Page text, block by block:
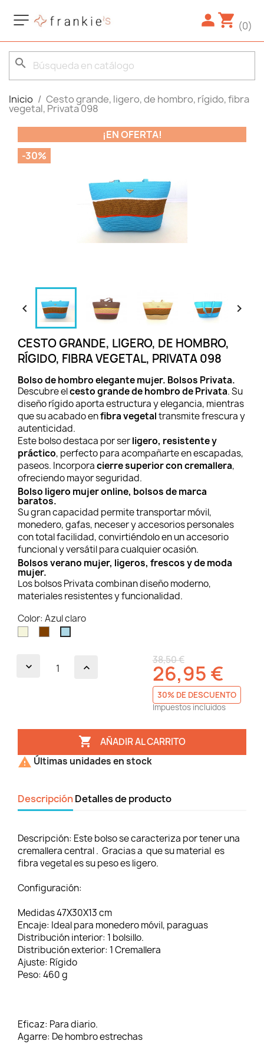
(0)
search
Inicio Cesto grande, ligero, de hombro, rígido, fibra
vegetal, Privata 098
¡EN OFERTA!
-30%
 
CESTO GRANDE, LIGERO, DE HOMBRO,
RÍGIDO, FIBRA VEGETAL, PRIVATA 098
Bolso de hombro elegante mujer. Bolsos Privata.
Descubre elcesto grande de hombro de Privata. Su
diseño rígido aporta estructura y elegancia, mientras
que su acabado enfibra vegetaltransmite frescura y
autenticidad.
Este bolso destaca por serligero, resistente y
práctico, perfecto para acompañarte en escapadas,
paseos. Incorporacierre superior con cremallera,
ofreciendo mayor seguridad.
Bolso ligero mujer online, bolsos de marca
baratos.
Su gran capacidad permite transportar móvil,
monedero, gafas, neceser y accesorios personales
con total facilidad, convirtiéndolo en un accesorio
funcional y versátil para cualquier ocasión.
Bolsos verano mujer, ligeros, frescos y de moda
mujer.
Los bolsos Privata combinan diseño moderno,
materiales resistentes y funcionalidad.
Color: Azul claro
BeigeMarrónAzul
claro
38,50 €
26,95 €
30% DE DESCUENTO
Impuestos incluidos
 AÑADIR AL CARRITO
 Últimas unidades en stock
DescripciónDetalles de producto
Descripción: Este bolso se caracteriza por tener una
cremallera central . Gracias a que su material es
fibra vegetal es su peso es ligero.
Configuración:
Medidas47X30X13 cm
Encaje: Ideal para monedero móvil, paraguas
Distribución interior: 1 bolsillo.
Distribución exterior: 1 Cremallera
Ajuste: Rígido
Peso: 460 g
Eficaz: Para diario.
Agarre: De hombro estrechas